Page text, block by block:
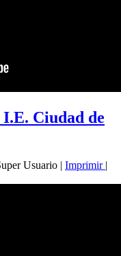
Ciudad de
Usuario | Imprimir |